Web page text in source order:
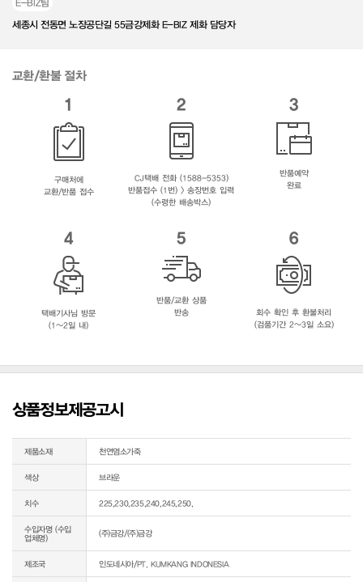
E-BIZ팀
세종시 전동면 노장공단길 55금강제화 E-BIZ 제화 담당자
교환/환불 절차
1
구매처에
교환/반품 접수
2
CJ택배 전화 (1588-5353)
반품접수 (1번) > 송장번호 입력
(수령한 배송박스)
3
반품예약
완료
4
택배기사님 방문
(1~2일 내)
5
반품/교환 상품
반송
6
회수 확인 후 환불처리
(검품기간 2~3일 소요)
상품정보제공고시
제품소재 천연염소가죽
색상 브라운
치수 225,230,235,240,245,250,
수입자명 (수입
업체명)
(주)금강/(주)금강
제조국 인도네시아/PT. KUMKANG INDONESIA